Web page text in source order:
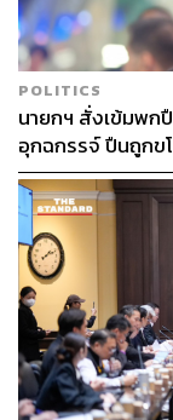
POLITICS
นายกฯ สั่งเข้มพก
อุกฉกรรจ์ ปืนถูกข